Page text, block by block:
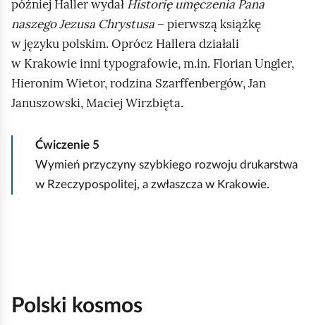
g
l
ą
d
później Haller wydał Historię umęczenia Pana
naszego Jezusa Chrystusa – pierwszą książkę
w języku polskim. Oprócz Hallera działali
w Krakowie inni typografowie, m.in. Florian Ungler,
Hieronim Wietor, rodzina Szarffenbergów, Jan
Januszowski, Maciej Wirzbięta.
Ćwiczenie 5
Wymień przyczyny szybkiego rozwoju drukarstwa
w Rzeczypospolitej, a zwłaszcza w Krakowie.
Polski kosmos